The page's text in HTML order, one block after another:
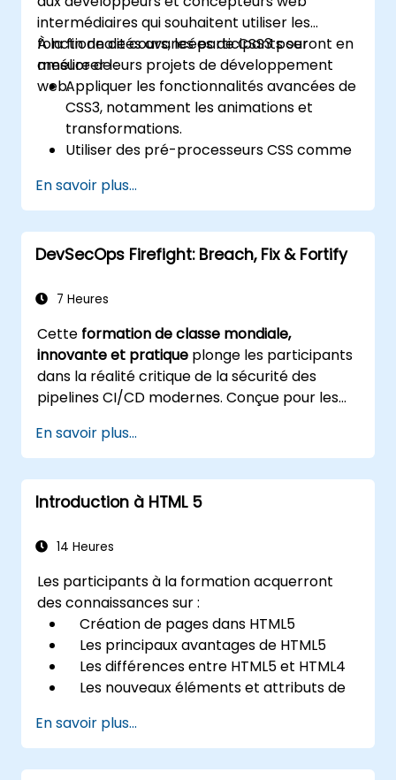
tous les navigateurs, offrant ainsi des
expériences utilisateur exceptionnelles sur
tous les appareils et plateformes.
intermédiaires qui souhaitent utiliser les
fonctionnalités avancées de CSS3 pour
améliorer leurs projets de développement
web.
À la fin de ce cours, les participants seront en
mesure de :
Appliquer les fonctionnalités avancées de
CSS3, notamment les animations et
transformations.
Utiliser des pré-processeurs CSS comme
efficaces.
Mettre en œuvre les meilleures pratiques
pour la conception web réactive et
moderne.
avec Flexbox et autres techniques
En savoir plus...
DevSecOps Firefight: Breach, Fix & Fortify
7 Heures
Cette formation de classe mondiale,
innovante et pratique plonge les participants
dans la réalité critique de la sécurité des
pipelines CI/CD modernes. Conçue pour les
DevOps et les développeurs souhaitant
maîtriser la défense avancée contre les
violations de pipeline, cette formation
combine des simulations d’attaque en direct
pointe dans l’industrie.
En savoir plus...
Introduction à HTML 5
14 Heures
Les participants à la formation acquerront
des connaissances sur :
Création de pages dans HTML5
Les principaux avantages de HTML5
Les différences entre HTML5 et HTML4
Les nouveaux éléments et attributs de
Gestion des médias audio et vidéo dans
HTML5
Création de formulaires
En savoir plus...